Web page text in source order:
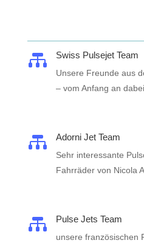
 Swiss Pulsejet Team
Unsere Freunde aus
– vom Anfang an dabei
 Adorni Jet Team
Sehr interessante
Fahrräder von Nicola
 Pulse Jets Team
unsere französischen